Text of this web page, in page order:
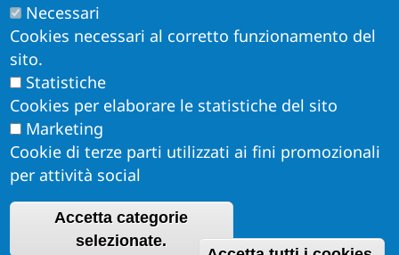
YouTube
Obiettivi di Accessibilità per l'anno 2026
Dichiarazione di Accessibilità
Necessari
Cookies necessari al corretto funzionamento del
sito.
Statistiche
Cookies per elaborare le statistiche del sito
Marketing
Cookie di terze parti utilizzati ai fini promozionali
per attività social
Accetta categorie
selezionate.